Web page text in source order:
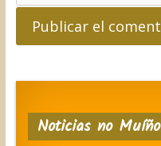
Noticias no Muíño